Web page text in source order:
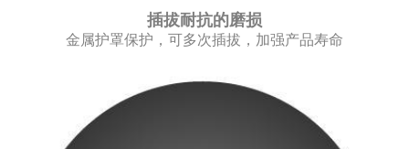
插拔耐抗的磨损
金属护罩保护，可多次插拔，加强产品寿命